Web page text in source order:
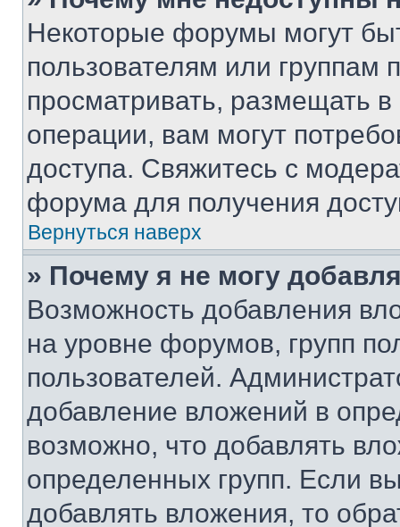
Некоторые форумы могут
пользователям или группам
просматривать, размещать
операции, вам могут
доступа. Свяжитесь с
форума для получения
Вернуться наверх
» Почему я не могу
Возможность добавления
на уровне форумов, групп
пользователей.
добавление вложений в
возможно, что добавлять
определенных групп. Если
добавлять вложения, то